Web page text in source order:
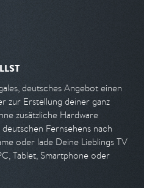
deutsches Angebot einen
zur Erstellung deiner ganz
zusätzliche Hardware
Fernsehens nach
oder lade Deine Lieblings TV
Tablet, Smartphone oder